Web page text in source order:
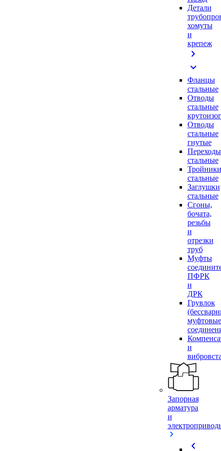
Детали
хомуты
и
крепеж
chevron_right
expand_more
Фланцы
стальные
Отводы
стальные
Отводы
стальные
гнутые
Переходы
стальные
Тройники
стальные
Заглушки
стальные
Сгоны,
бочата,
резьбы
и
отрезки
труб
Муфты
ПФРК
и
ДРК
Грувлок
муфтовые
и
Запорная
арматура
и
chevron_left